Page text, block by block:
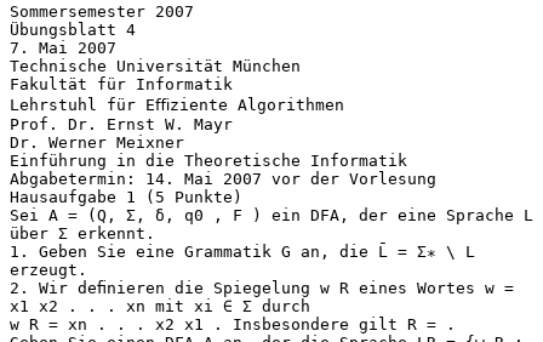
Sommersemester 2007
Übungsblatt 4
7. Mai 2007
Technische Universität München
Fakultät für Informatik
Lehrstuhl für Eﬃziente Algorithmen
Prof. Dr. Ernst W. Mayr
Dr. Werner Meixner
Einführung in die Theoretische Informatik
Abgabetermin: 14. Mai 2007 vor der Vorlesung
Hausaufgabe 1 (5 Punkte)
Sei A = (Q, Σ, δ, q0 , F ) ein DFA, der eine Sprache L
über Σ erkennt.
1. Geben Sie eine Grammatik G an, die L̄ = Σ∗ \ L
erzeugt.
2. Wir deﬁnieren die Spiegelung w R eines Wortes w =
x1 x2 . . . xn mit xi ∈ Σ durch
w R = xn . . . x2 x1 . Insbesondere gilt R = .